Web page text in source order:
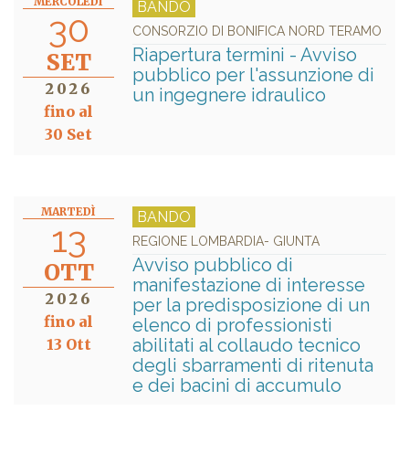
30
SET
2026
fino al
30 Set
BANDO
CONSORZIO DI BONIFICA NORD TERAMO
Riapertura termini - Avviso
pubblico per l'assunzione di
un ingegnere idraulico
MARTEDÌ
13
OTT
2026
fino al
13 Ott
BANDO
REGIONE LOMBARDIA- GIUNTA
Avviso pubblico di
manifestazione di interesse
per la predisposizione di un
elenco di professionisti
abilitati al collaudo tecnico
degli sbarramenti di ritenuta
e dei bacini di accumulo